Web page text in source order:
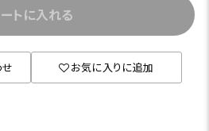
トに入れる
お気に入りに追加